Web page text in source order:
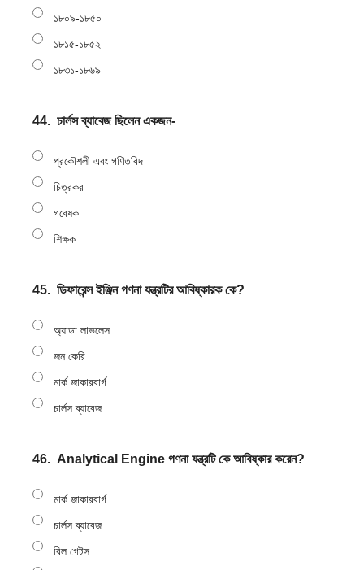
১৮০৯-১৮৫০
১৮১৫-১৮৫২
১৮৩১-১৮৬৯
44. চার্লস ব্যাবেজ ছিলেন একজন-
প্রকৌশলী এবং গণিতবিদ
চিত্রকর
গবেষক
শিক্ষক
45. ডিফারেন্স ইঞ্জিন গণনা যন্ত্রটির আবিষ্কারক কে?
অ্যাডা লাভলেস
জন কেরি
মার্ক জাকারবার্গ
চার্লস ব্যাবেজ
46. Analytical Engine গণনা যন্ত্রটি কে আবিষ্কার করেন?
মার্ক জাকারবার্গ
চার্লস ব্যাবেজ
বিল গেটস